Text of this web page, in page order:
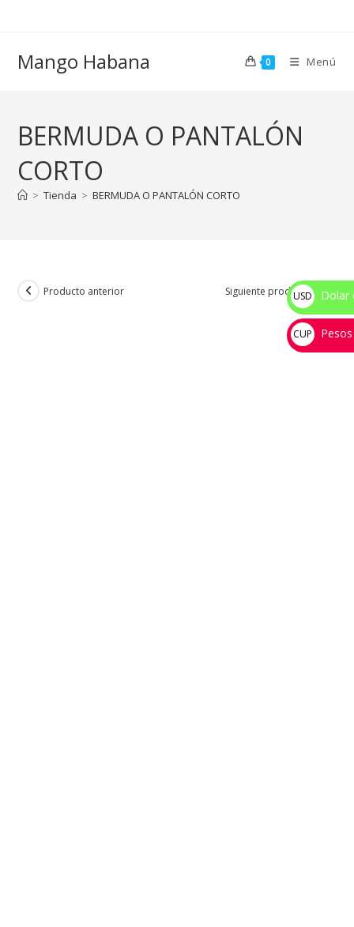
Mango Habana 0 Menú
BERMUDA O PANTALÓN
CORTO
> Tienda > BERMUDA O PANTALÓN CORTO
Producto anterior Siguiente producto
USD
$
Dolar
CUP
💰
Pesos